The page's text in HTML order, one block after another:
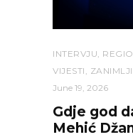
INTERVJU
VIJESTI
June 19, 2026
Gdje god
Mehić